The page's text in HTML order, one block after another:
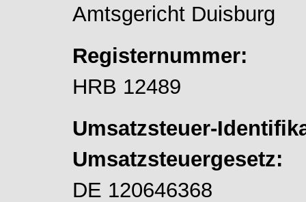
Amtsgericht Duisburg
Registernummer:
HRB 12489
Umsatzsteuer-
Umsatzsteuergesetz:
DE 120646368